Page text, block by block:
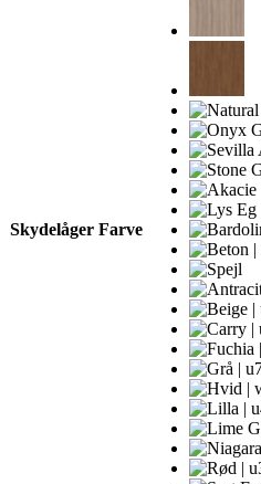
Skydelåger Farve